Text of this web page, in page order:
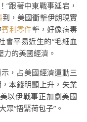
”跟著中東戰事延宕，
到，美國衝擊伊朗現實
賓利零件擊，好像病毒
會平易近生的“毛細血
的美國經濟。
，占美國經濟運動三
本錢明顯上升，失業
以伊戰事正加劇美國
眾“捂緊荷包子”。